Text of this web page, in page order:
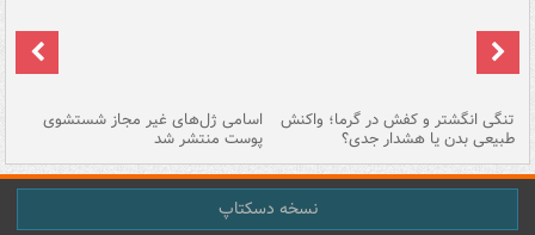
تنگی انگشتر و کفش در گرما؛ واکنش
طبیعی بدن یا هشدار جدی؟
اسامی ژل‌های غیر مجاز شستشوی
پوست منتشر شد
نسخه دسکتاپ